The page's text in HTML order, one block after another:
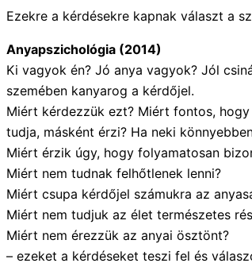
Ezekre a kérdésekre kapnak választ a
Anyapszichológia (2014)
Ki vagyok én? Jó anya vagyok? Jól
szemében kanyarog a kérdőjel.
Miért kérdezzük ezt? Miért fontos,
tudja, másként érzi? Ha neki
Miért érzik úgy, hogy folyamatosan
Miért nem tudnak felhőtlenek lenni?
Miért csupa kérdőjel számukra az
Miért nem tudjuk az élet természetes
Miért nem érezzük az anyai ösztönt?
– ezeket a kérdéseket teszi fel és